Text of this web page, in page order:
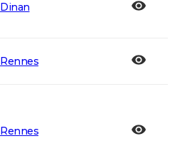
Dinan
Rennes
Rennes